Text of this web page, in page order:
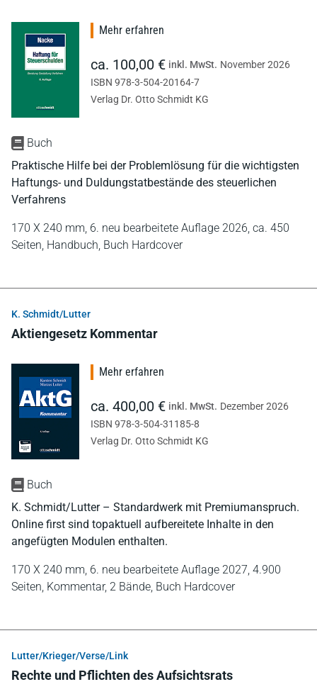
Buch
Praktische Hilfe bei der Problemlösung für die wichtigsten
Haftungs- und Duldungstatbestände des steuerlichen
Verfahrens
170 X 240 mm, 6. neu bearbeitete Auflage 2026, ca. 450
Seiten, Handbuch, Buch Hardcover
Mehr erfahren
ca. 100,00 € inkl. MwSt. November 2026
ISBN 978-3-504-20164-7
Verlag Dr. Otto Schmidt KG
K. Schmidt/Lutter
Aktiengesetz Kommentar
Buch
K. Schmidt/Lutter – Standardwerk mit Premiumanspruch.
Online first sind topaktuell aufbereitete Inhalte in den
angefügten Modulen enthalten.
170 X 240 mm, 6. neu bearbeitete Auflage 2027, 4.900
Seiten, Kommentar, 2 Bände, Buch Hardcover
Mehr erfahren
ca. 400,00 € inkl. MwSt. Dezember 2026
ISBN 978-3-504-31185-8
Verlag Dr. Otto Schmidt KG
Lutter/Krieger/Verse/Link
Rechte und Pflichten des Aufsichtsrats